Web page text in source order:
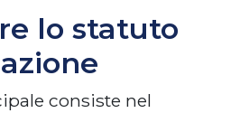
lo statuto
consiste nel